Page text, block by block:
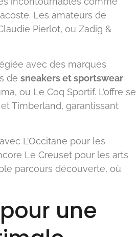
Les amateurs de
Pierlot, ou Zadig &
avec des marques
de sneakers et sportswear
ou Le Coq Sportif. L’offre se
Timberland, garantissant
avec L’Occitane pour les
Le Creuset pour les arts
parcours découverte, où
une